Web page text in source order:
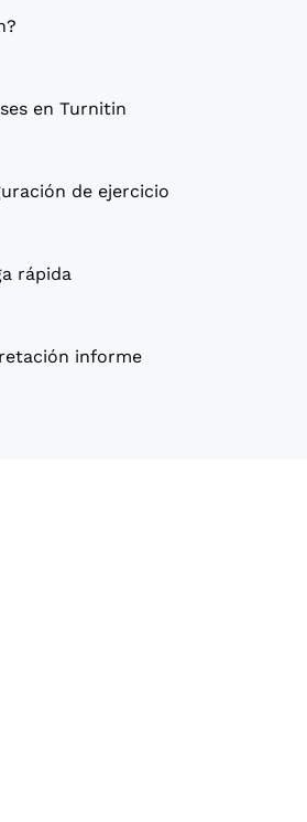
en Turnitin
de ejercicio
rápida
informe